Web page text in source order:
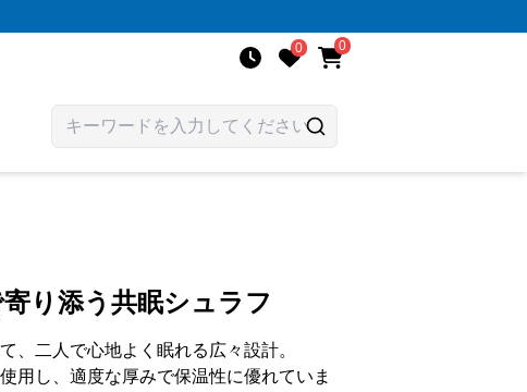
0 0
り添う共眠シュラフ
、二人で心地よく眠れる広々設計。
用し、適度な厚みで保温性に優れていま